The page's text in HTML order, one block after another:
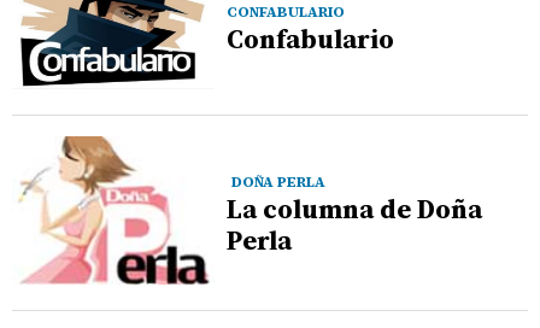
CONFABULARIO
Confabulario
DOÑA PERLA
La columna de Doña
Perla